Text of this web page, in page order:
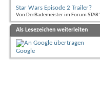
Star Wars Episode 2 Trailer?
Von DerBademeister im Forum
Als Lesezeichen weiterleiten
Google